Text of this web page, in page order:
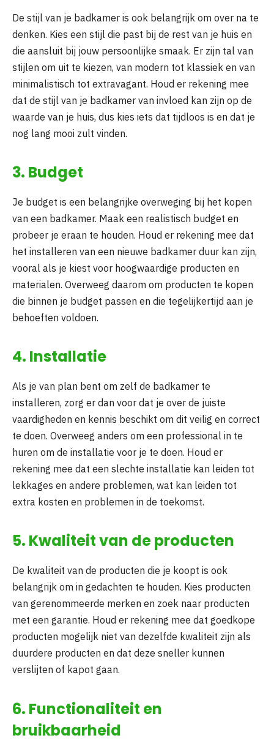
De stijl van je badkamer is ook belangrijk om over na te
denken. Kies een stijl die past bij de rest van je huis en
die aansluit bij jouw persoonlijke smaak. Er zijn tal van
stijlen om uit te kiezen, van modern tot klassiek en van
minimalistisch tot extravagant. Houd er rekening mee
dat de stijl van je badkamer van invloed kan zijn op de
waarde van je huis, dus kies iets dat tijdloos is en dat je
nog lang mooi zult vinden.
3. Budget
Je budget is een belangrijke overweging bij het kopen
van een badkamer. Maak een realistisch budget en
probeer je eraan te houden. Houd er rekening mee dat
het installeren van een nieuwe badkamer duur kan zijn,
vooral als je kiest voor hoogwaardige producten en
materialen. Overweeg daarom om producten te kopen
die binnen je budget passen en die tegelijkertijd aan je
behoeften voldoen.
4. Installatie
Als je van plan bent om zelf de badkamer te
installeren, zorg er dan voor dat je over de juiste
vaardigheden en kennis beschikt om dit veilig en correct
te doen. Overweeg anders om een professional in te
huren om de installatie voor je te doen. Houd er
rekening mee dat een slechte installatie kan leiden tot
lekkages en andere problemen, wat kan leiden tot
extra kosten en problemen in de toekomst.
5. Kwaliteit van de producten
De kwaliteit van de producten die je koopt is ook
belangrijk om in gedachten te houden. Kies producten
van gerenommeerde merken en zoek naar producten
met een garantie. Houd er rekening mee dat goedkope
producten mogelijk niet van dezelfde kwaliteit zijn als
duurdere producten en dat deze sneller kunnen
verslijten of kapot gaan.
6. Functionaliteit en
bruikbaarheid